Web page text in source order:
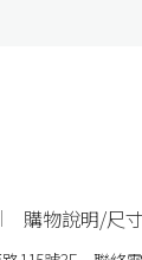
購物說明/尺